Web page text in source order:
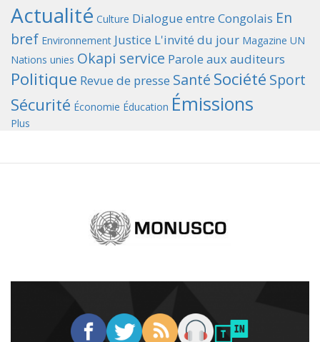
Actualité Culture Dialogue entre Congolais En
bref Environnement Justice L'invité du jour Magazine UN
Nations unies Okapi service Parole aux auditeurs
Politique Revue de presse Santé Société Sport
Sécurité Économie Éducation Émissions
Plus